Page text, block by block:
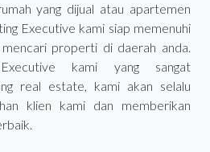
yang dijual atau apartemen
Executive kami siap memenuhi
properti di daerah anda.
kami yang sangat
real estate, kami akan selalu
klien kami dan memberikan